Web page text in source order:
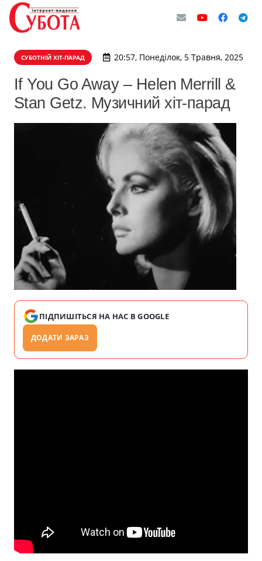
СУБОТНІЙ ХІТ-ПАРАД 20:57, Понеділок, 5 Травня, 2025
If You Go Away – Helen Merrill &
Stan Getz. Музичний хіт-парад
ПІДПИШІТЬСЯ НА НАС В GOOGLE
ДОДАТИ ЗАРАЗ